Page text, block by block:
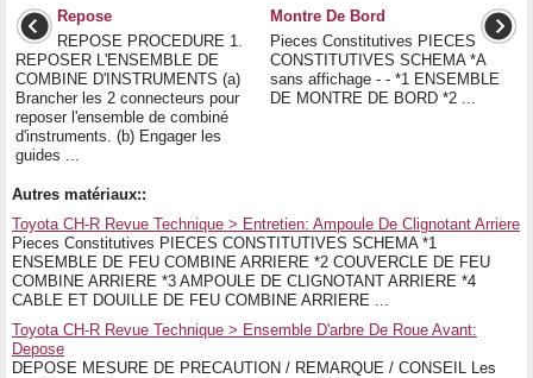
Repose
REPOSE PROCEDURE 1.
REPOSER L'ENSEMBLE DE
COMBINE D'INSTRUMENTS (a)
Brancher les 2 connecteurs pour
reposer l'ensemble de combiné
d'instruments. (b) Engager les
guides ...
Montre De Bord
Pieces Constitutives PIECES
CONSTITUTIVES SCHEMA *A
sans affichage - - *1 ENSEMBLE
DE MONTRE DE BORD *2 ...
Autres matériaux::
Toyota CH-R Revue Technique > Entretien: Ampoule De Clignotant Arriere
Pieces Constitutives PIECES CONSTITUTIVES SCHEMA *1
ENSEMBLE DE FEU COMBINE ARRIERE *2 COUVERCLE DE FEU
COMBINE ARRIERE *3 AMPOULE DE CLIGNOTANT ARRIERE *4
CABLE ET DOUILLE DE FEU COMBINE ARRIERE ...
Toyota CH-R Revue Technique > Ensemble D'arbre De Roue Avant:
Depose
DEPOSE MESURE DE PRECAUTION / REMARQUE / CONSEIL Les